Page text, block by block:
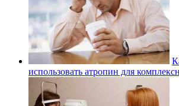
использовать атропин для